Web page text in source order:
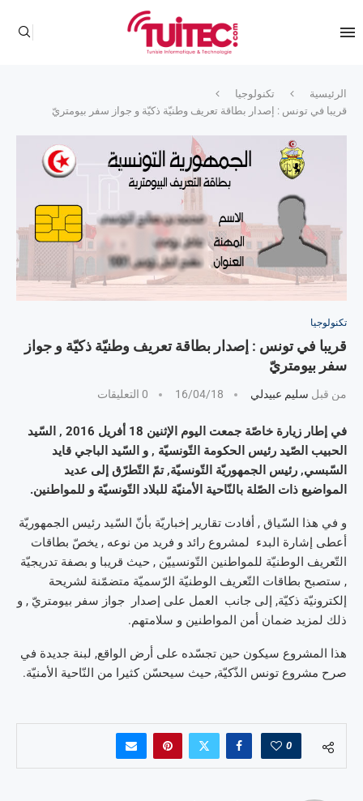
الرئيسية
تكنولوجيا
قريبا في تونس : إصدار بطاقة تعريف وطنيّة ذكيّة و جواز سفر بيومتريّ
تكنولوجيا
قريبا في تونس : إصدار بطاقة تعريف وطنيّة ذكيّة و جواز
سفر بيومتريّ
من قبل سليم عبيدلي 16/04/18 0 التعليقات
في إطار زيارة خاصّة جمعت اليوم الإثنين 18 أفريل 2016 , السّيد
الحبيب الصّيد رئيس الحكومة التّونسيّة , و السّيد الباجي قايد
السّبسي, رئيس الجمهوريّة التّونسيّة, تمّ التّطرّق إلى عديد
المواضيع ذات الصّلة بالنّاحية الأمنيّة للبلاد التّونسيّة و للمواطنين.
و في هذا السّياق , أفادت تقارير إخباريّة بأنّ السّيد رئيس الجمهوريّة
أعطى إشارة البدء لمشروع رائد و فريد من نوعه , يخصّ بطاقات
التّعريف الوطنيّة للمواطنين التّونسييّن , حيث قريبا و بصفة تدريجيّة
, ستصبح بطاقات التّعريف الوطنيّة الرّسميّة متضمّنة لشريحة
إلكترونيّة ذكيّة, إلى جانب العمل على إصدار جواز سفر بيومتريّ , و
ذلك لمزيد ضمان أمن المواطنين و سلامتهم.
هذا المشروع سيكون حين تجسّده على أرض الواقع, لبنة جديدة في
صرح مشروع تونس الذّكيّة, حيث سيحسّن كثيرا من النّاحية الأمنيّة.
0